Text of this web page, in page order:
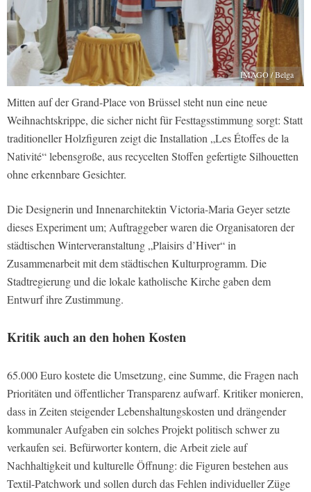
IMAGO / Belga
Mitten auf der Grand-Place von Brüssel steht nun eine neue
Weihnachtskrippe, die sicher nicht für Festtagsstimmung sorgt: Statt
traditioneller Holzfiguren zeigt die Installation „Les Étoffes de la
Nativité“ lebensgroße, aus recycelten Stoffen gefertigte Silhouetten
ohne erkennbare Gesichter.
Die Designerin und Innenarchitektin Victoria-Maria Geyer setzte
dieses Experiment um; Auftraggeber waren die Organisatoren der
städtischen Winterveranstaltung „Plaisirs d’Hiver“ in
Zusammenarbeit mit dem städtischen Kulturprogramm. Die
Stadtregierung und die lokale katholische Kirche gaben dem
Entwurf ihre Zustimmung.
Kritik auch an den hohen Kosten
65.000 Euro kostete die Umsetzung, eine Summe, die Fragen nach
Prioritäten und öffentlicher Transparenz aufwarf. Kritiker monieren,
dass in Zeiten steigender Lebenshaltungskosten und drängender
kommunaler Aufgaben ein solches Projekt politisch schwer zu
verkaufen sei. Befürworter kontern, die Arbeit ziele auf
Nachhaltigkeit und kulturelle Öffnung: die Figuren bestehen aus
Textil-Patchwork und sollen durch das Fehlen individueller Züge